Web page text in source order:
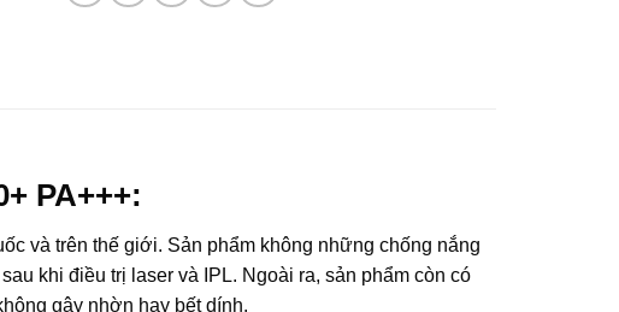
PA+++:
và trên thế giới. Sản phẩm không những chống nắng
khi điều trị laser và IPL. Ngoài ra, sản phẩm còn có
gây nhờn hay bết dính.